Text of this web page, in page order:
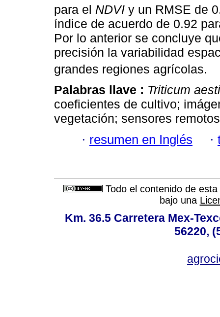
para el NDVI y un RMSE de
índice de acuerdo de 0.92
Por lo anterior se concluye
precisión la variabilidad
grandes regiones agrícolas.
Palabras llave : Triticum
coeficientes de cultivo;
vegetación; sensores
· resumen en Inglés ·
Todo el contenido de
bajo una
Km. 36.5 Carretera Mex-
56220,